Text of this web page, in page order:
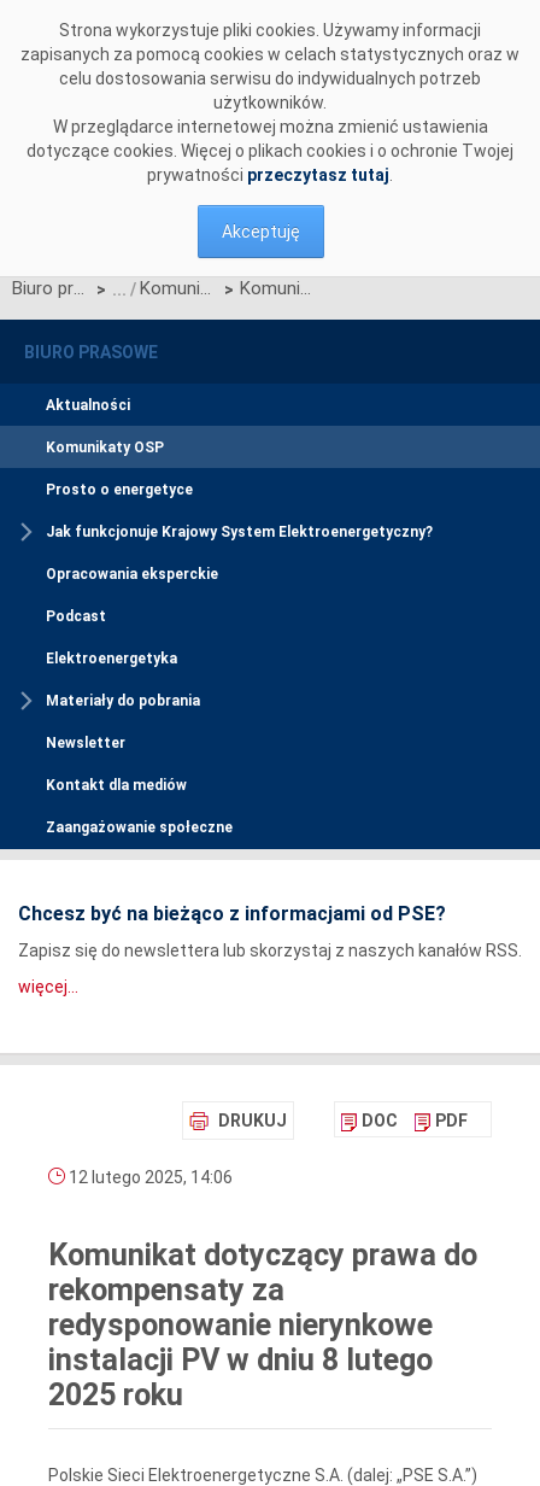
Strona wykorzystuje pliki cookies. Używamy informacji
zapisanych za pomocą cookies w celach statystycznych oraz w
celu dostosowania serwisu do indywidualnych potrzeb
użytkowników.
W przeglądarce internetowej można zmienić ustawienia
dotyczące cookies. Więcej o plikach cookies i o ochronie Twojej
prywatności przeczytasz tutaj
Akceptuję
Biuro prasowe > Komunikaty OSP > Komunikat dotyczący prawa do rekompensaty za redysponowanie nierynkowe instalacji PV w dniu 8 lutego 2025 roku
BIURO PRASOWE
Aktualności
Komunikaty OSP
Prosto o energetyce
Jak funkcjonuje Krajowy System Elektroenergetyczny?
Opracowania eksperckie
Podcast
Elektroenergetyka
Materiały do pobrania
Newsletter
Kontakt dla mediów
Zaangażowanie społeczne
Chcesz być na bieżąco z informacjami od PSE?
Zapisz się do newslettera lub skorzystaj z naszych kanałów RSS.
więcej...
DRUKUJ DOC PDF
12 lutego 2025, 14:06
Komunikat dotyczący prawa do
rekompensaty za
redysponowanie nierynkowe
instalacji PV w dniu 8 lutego
2025 roku
Polskie Sieci Elektroenergetyczne S.A. (dalej: „PSE S.A.”)